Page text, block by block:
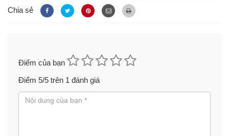
Chia sẻ
Điểm của bạn
Điểm 5/5 trên 1 đánh giá